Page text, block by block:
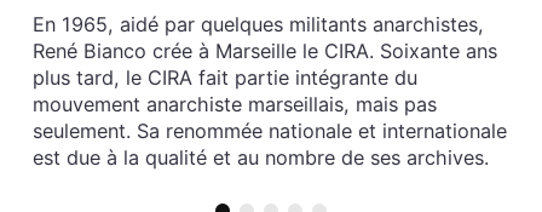
En 1965, aidé par quelques militants anarchistes,
René Bianco crée à Marseille le CIRA. Soixante ans
plus tard, le CIRA fait partie intégrante du
mouvement anarchiste marseillais, mais pas
seulement. Sa renommée nationale et internationale
est due à la qualité et au nombre de ses archives.